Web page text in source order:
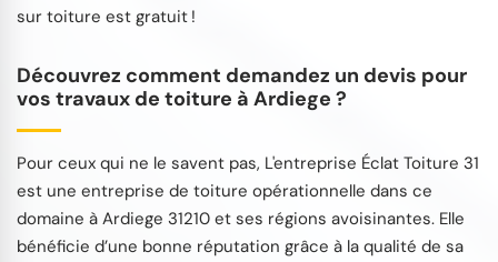
sur toiture est gratuit !
Découvrez comment demandez un devis pour
vos travaux de toiture à Ardiege ?
Pour ceux qui ne le savent pas, L'entreprise Éclat Toiture 31
est une entreprise de toiture opérationnelle dans ce
domaine à Ardiege 31210 et ses régions avoisinantes. Elle
bénéficie d’une bonne réputation grâce à la qualité de sa